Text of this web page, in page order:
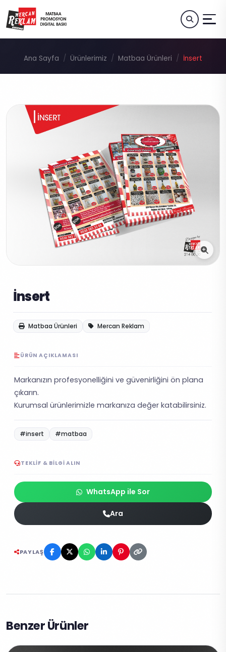
Ana Sayfa Ürünlerimiz Matbaa Ürünleri İnsert
İnsert
Matbaa Ürünleri Mercan Reklam
ÜRÜN AÇIKLAMASI
Markanızın profesyonelliğini ve güvenirliğini ön plana
çıkarın.
Kurumsal ürünlerimizle markanıza değer katabilirsiniz.
#insert #matbaa
TEKLIF & BILGI ALIN
WhatsApp ile Sor
Ara
PAYLAŞ
Benzer Ürünler